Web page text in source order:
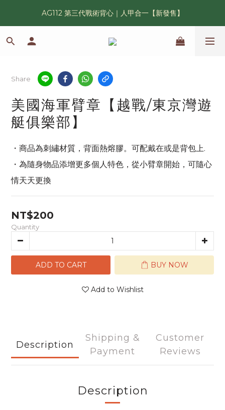
漢光42 傲骨紀念臂章｜滿 6500 贈送一片！
AG112 第三代戰術背心｜人甲合一【新發售】
鯊魚鰭圓邊帽｜高透氣、會呼吸的戰術奔尼帽
Share
美國海軍臂章【越戰/東京灣遊
艇俱樂部】
・商品為刺繡材質，背面熱熔膠。可配戴在或是背包上.
・為隨身物品添增更多個人特色，從小臂章開始，可隨心
情天天更換
NT$200
Quantity
ADD TO CART BUY NOW
Add to Wishlist
Description
Shipping &
Payment
Customer
Reviews
Description